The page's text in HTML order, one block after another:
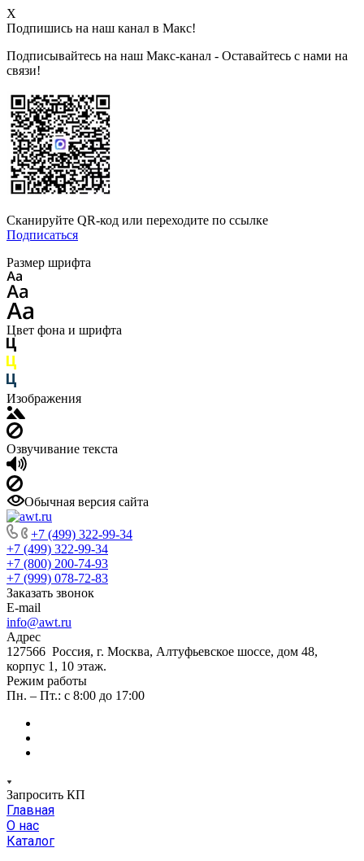
X
Подпишись на наш канал в Макс!
Подписывайтесь на наш Макс-канал - Оставайтесь с нами на
связи!
Сканируйте QR-код или переходите по ссылке
Подписаться
Размер шрифта
Цвет фона и шрифта
Изображения
Озвучивание текста
Обычная версия сайта
+7 (499) 322-99-34
+7 (499) 322-99-34
+7 (800) 200-74-93
+7 (999) 078-72-83
Заказать звонок
E-mail
info@awt.ru
Адрес
127566 Россия, г. Москва, Алтуфьевское шоссе, дом 48,
корпус 1, 10 этаж.
Режим работы
Пн. – Пт.: с 8:00 до 17:00
Запросить КП
Главная
О нас
Каталог